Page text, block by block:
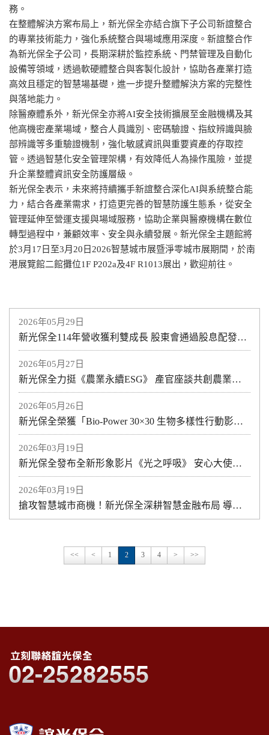
2026年05月29日
新光保全114年營收獲利雙成長 股東會通過股息配發2元
2026年05月27日
新光保全力挺《農業永續ESG》 產官座談共創農業永續行動影響力
2026年05月26日
新光保全榮獲「Bio-Power 30×30 生物多樣性行動影響力獎」
2026年03月19日
新光保全發布全新形象影片《光之呼吸》 安心大使「咪保」首度亮相
2026年03月19日
搶攻智慧城市商機！新光保全深耕智慧金融布局 導入SKS SPACES系統，助金融業建構次世代「主動式」風險管理
<< < 1 2 3 4 > >>
務。
在整體解決方案布局上，新光保全亦結合旗下子公司新誼整合
的專業技術能力，強化系統整合與場域應用深度。新誼整合作
為新光保全子公司，長期深耕於監控系統、門禁管理及自動化
設備等領域，透過軟硬體整合與客製化設計，協助各產業打造
高效且穩定的智慧場基礎，進一步提升整體解決方案的完整性
與落地能力。
除醫療體系外，新光保全亦將AI安全技術擴展至金融機構及其
他高機密產業場域，整合人員識別、密碼驗證、指紋辨識與臉
部辨識等多重驗證機制，強化敏感資訊與重要資產的存取控
管。透過智慧化安全管理架構，有效降低人為操作風險，並提
升企業整體資訊安全防護層級。
新光保全表示，未來將持續攜手新誼整合深化AI與系統整合能
力，結合各產業需求，打造更完善的智慧防護生態系，從安全
管理延伸至營運支援與場域服務，協助企業與醫療機構在數位
轉型過程中，兼顧效率、安全與永續發展。新光保全主題館將
於3月17日至3月20日2026智慧城市展暨淨零城市展期間，於南
港展覽館二館攤位1F P202a及4F R1013展出，歡迎前往。